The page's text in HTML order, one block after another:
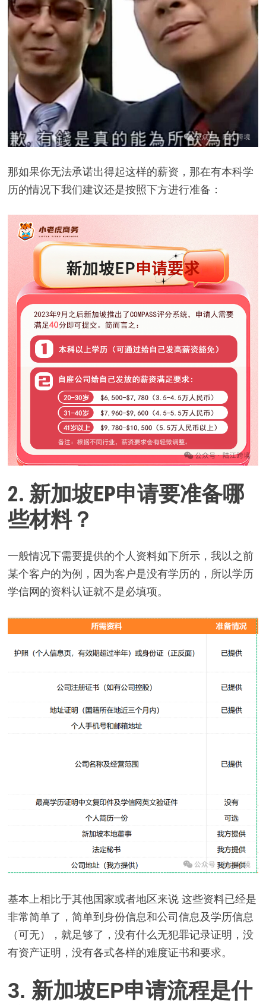
那如果你无法承诺出得起这样的薪资，那在有本科学
历的情况下我们建议还是按照下方进行准备：
2. 新加坡EP申请要准备哪
些材料？
一般情况下需要提供的个人资料如下所示，我以之前
某个客户的为例，因为客户是没有学历的，所以学历
学信网的资料认证就不是必填项。
基本上相比于其他国家或者地区来说 这些资料已经是
非常简单了，简单到身份信息和公司信息及学历信息
（可无），就足够了，没有什么无犯罪记录证明，没
有资产证明，没有各式各样的难度证书和要求。
3. 新加坡EP申请流程是什